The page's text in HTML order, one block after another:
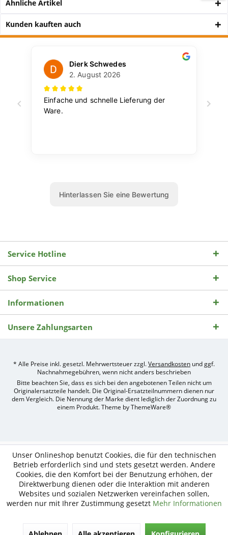
Ähnliche Artikel
Kunden kauften auch
Service Hotline
Shop Service
Informationen
Unsere Zahlungsarten
* Alle Preise inkl. gesetzl. Mehrwertsteuer zzgl.Versandkosten und ggf.
Nachnahmegebühren, wenn nicht anders beschrieben
Bitte beachten Sie, dass es sich bei den angebotenen Teilen nicht um
Originalersatzteile handelt. Die Original-Ersatzteilnummern dienen nur
dem Vergleich. Die Nennung der Marke dient lediglich der Zuordnung zu
einem Produkt. Theme byThemeWare®
Shops
durch
nitio
mediasign,
Ihre
Unser Onlineshop benutzt Cookies, die für den technischen
Betrieb erforderlich sind und stets gesetzt werden. Andere
Cookies, die den Komfort bei der Benutzung erhöhen, der
Direktwerbung dienen oder die Interaktion mit anderen
Websites und sozialen Netzwerken vereinfachen sollen,
werden nur mit Ihrer Zustimmung gesetzt Mehr Informationen